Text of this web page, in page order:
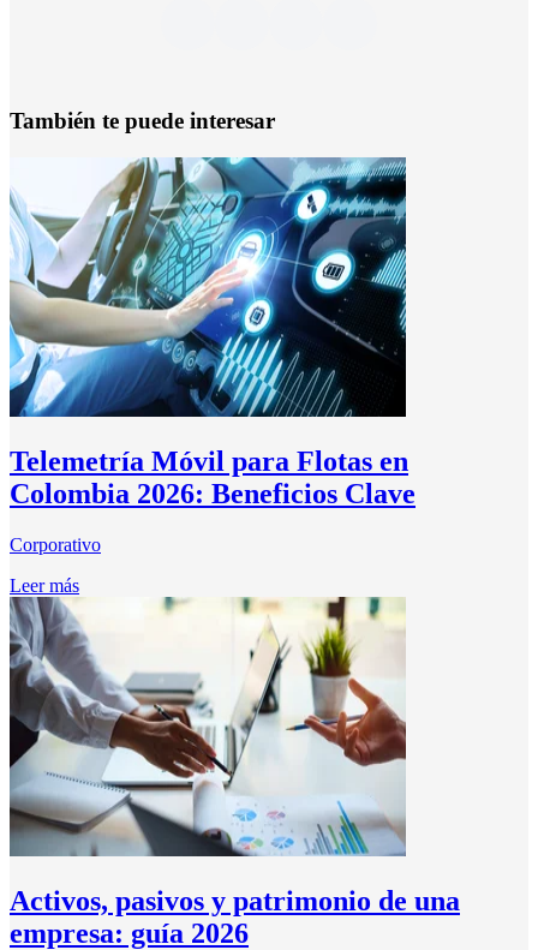
También te puede interesar
Telemetría Móvil para Flotas en
Colombia 2026: Beneficios Clave
Corporativo
Leer más
Activos, pasivos y patrimonio de una
empresa: guía 2026